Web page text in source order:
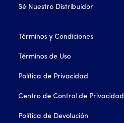
Sé Nuestro Distribuidor
Términos y Condiciones
Términos de Uso
Política de Privacidad
Centro de Control de Privacidad
Política de Devolución